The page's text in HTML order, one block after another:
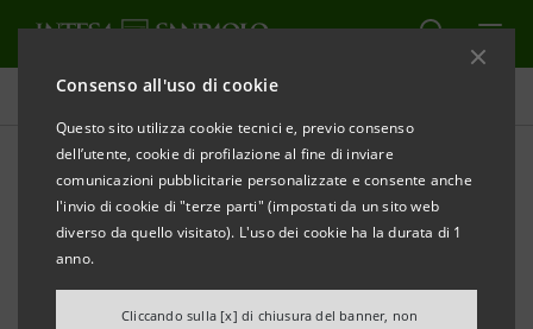
Consenso all'uso di cookie
Questo sito utilizza cookie tecnici e, previo consenso
dell’utente, cookie di profilazione al fine di inviare
comunicazioni pubblicitarie personalizzate e consente anche
l'invio di cookie di "terze parti" (impostati da un sito web
diverso da quello visitato). L'uso dei cookie ha la durata di 1
anno.
Cliccando sulla [x] di chiusura del banner, non
Tutte le news
A Endura oltre €12 mln per
crescita e sostenibilità